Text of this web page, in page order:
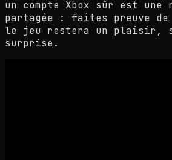
un compte Xbox sûr est
partagée : faites preuve
le jeu restera un plaisir,
surprise.